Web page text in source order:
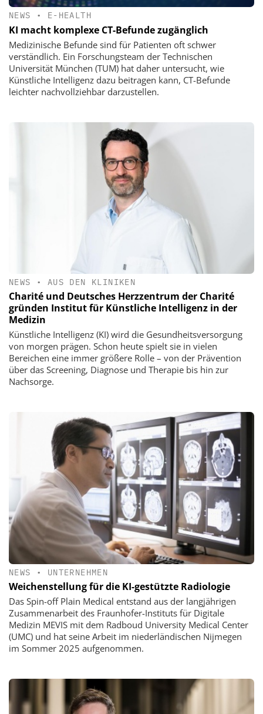
NEWS • E-HEALTH
KI macht komplexe CT-Befunde zugänglich
Medizinische Befunde sind für Patienten oft schwer
verständlich. Ein Forschungsteam der Technischen
Universität München (TUM) hat daher untersucht, wie
Künstliche Intelligenz dazu beitragen kann, CT-Befunde
leichter nachvollziehbar darzustellen.
NEWS • AUS DEN KLINIKEN
Charité und Deutsches Herzzentrum der Charité
gründen Institut für Künstliche Intelligenz in der
Medizin
Künstliche Intelligenz (KI) wird die Gesundheitsversorgung
von morgen prägen. Schon heute spielt sie in vielen
Bereichen eine immer größere Rolle – von der Prävention
über das Screening, Diagnose und Therapie bis hin zur
Nachsorge.
NEWS • UNTERNEHMEN
Weichenstellung für die KI-gestützte Radiologie
Das Spin-off Plain Medical entstand aus der langjährigen
Zusammenarbeit des Fraunhofer-Instituts für Digitale
Medizin MEVIS mit dem Radboud University Medical Center
(UMC) und hat seine Arbeit im niederländischen Nijmegen
im Sommer 2025 aufgenommen.